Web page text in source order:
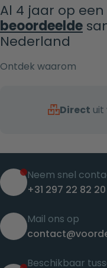
Al 4 jaar op
beoordeelde
Nederland
Ontdek waarom
Direct
Neem snel
+31 297 22 82 20
Mail ons op
Beschikbaar